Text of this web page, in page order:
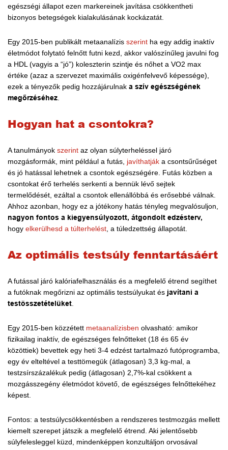
egészségi állapot ezen markereinek javítása csökkentheti
bizonyos betegségek kialakulásának kockázatát.
Egy 2015-ben publikált metaanalízis szerint ha egy addig inaktív
életmódot folytató felnőtt futni kezd, akkor valószínűleg javulni fog
a HDL (vagyis a “jó”) koleszterin szintje és nőhet a VO2 max
értéke (azaz a szervezet maximális oxigénfelvevő képessége),
ezek a tényezők pedig hozzájárulnak a szív egészségének
megőrzéséhez.
Hogyan hat a csontokra?
A tanulmányok szerint az olyan súlyterheléssel járó
mozgásformák, mint például a futás, javíthatják a csontsűrűséget
és jó hatással lehetnek a csontok egészségére. Futás közben a
csontokat érő terhelés serkenti a bennük lévő sejtek
termelődését, ezáltal a csontok ellenállóbbá és erősebbé válnak.
Ahhoz azonban, hogy ez a jótékony hatás tényleg megvalósuljon,
nagyon fontos a kiegyensúlyozott, átgondolt edzésterv,
hogy elkerülhesd a túlterhelést, a túledzettség állapotát.
Az optimális testsúly fenntartásáért
A futással járó kalóriafelhasználás és a megfelelő étrend segíthet
a futóknak megőrizni az optimális testsúlyukat és javítani a
testösszetételüket.
Egy 2015-ben közzétett metaanalízisben olvasható: amikor
fizikailag inaktív, de egészséges felnőtteket (18 és 65 év
közöttiek) bevettek egy heti 3-4 edzést tartalmazó futóprogramba,
egy év elteltével a testtömegük (átlagosan) 3,3 kg-mal, a
testzsírszázalékuk pedig (átlagosan) 2,7%-kal csökkent a
mozgásszegény életmódot követő, de egészséges felnőttekéhez
képest.
Fontos: a testsúlycsökkentésben a rendszeres testmozgás mellett
kiemelt szerepet játszik a megfelelő étrend. Aki jelentősebb
súlyfelesleggel küzd, mindenképpen konzultáljon orvosával